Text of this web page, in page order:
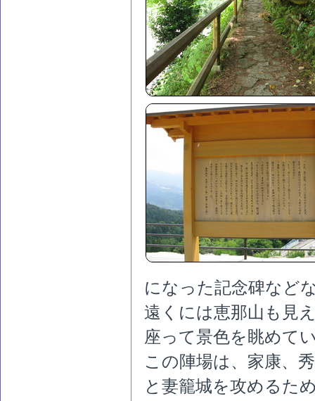
になった記念碑など
遠くには恵那山も見
座って景色を眺めて
この陣場は、家康、
と妻籠城を攻めるた